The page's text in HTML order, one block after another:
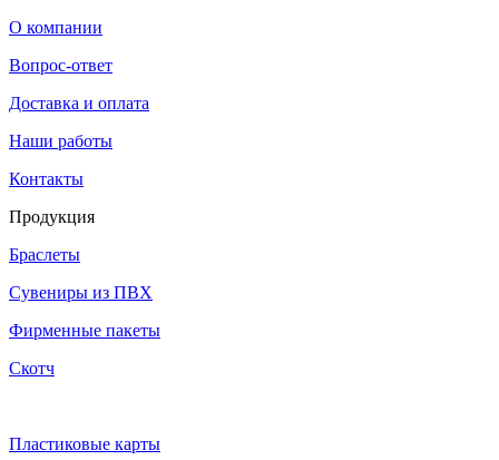
О компании
Вопрос-ответ
Доставка и оплата
Наши работы
Контакты
Продукция
Браслеты
Сувениры из ПВХ
Фирменные пакеты
Скотч
Пластиковые карты